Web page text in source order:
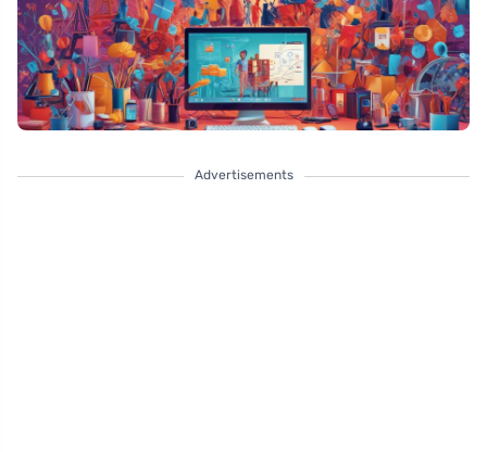
Advertisements